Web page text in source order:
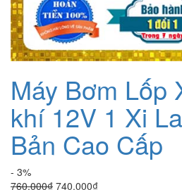
Máy Bơm Lốp
khí 12V 1 Xi
Bản Cao Cấp
- 3%
760.000₫ Giá
740.000₫Giá